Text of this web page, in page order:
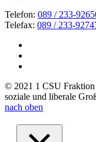
Telefon: 089 / 233-
Telefax: 089 / 233-
© 2021 1 CSU
soziale und liberale
nach oben